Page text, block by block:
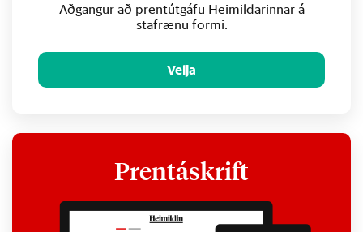
Aðgangur að prentútgáfu Heimildarinnar á
stafrænu formi.
Velja
Prentáskrift